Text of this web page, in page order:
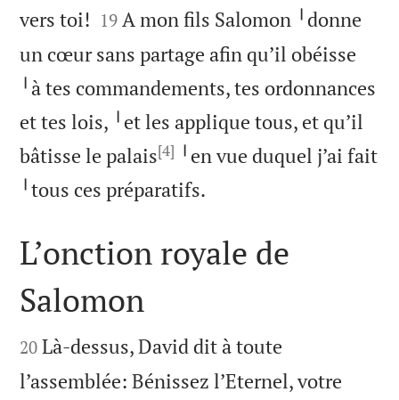
vers toi! 

19 A mon fils Salomon ╵donne
un cœur sans partage afin qu’il obéisse
╵à tes commandements, tes ordonnances
et tes lois, ╵et les applique tous, et qu’il
bâtisse le palais[4] ╵en vue duquel j’ai fait
╵tous ces préparatifs.

L’onction royale de
Salomon

20 Là-dessus, David dit à toute
l’assemblée: Bénissez l’Eternel, votre